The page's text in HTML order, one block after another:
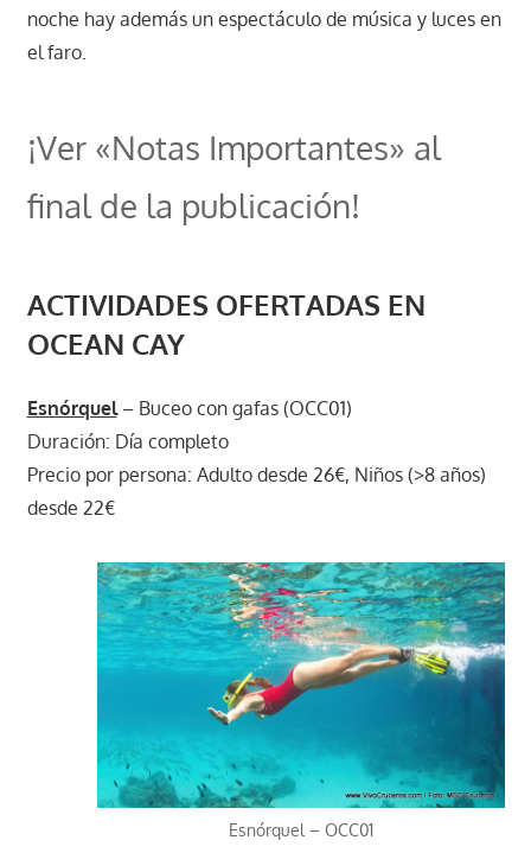
noche hay además un espectáculo de música y luces en
el faro.
¡Ver «Notas Importantes» al
final de la publicación!
ACTIVIDADES OFERTADAS EN
OCEAN CAY
Esnórquel– Buceo con gafas (OCC01)
Duración: Día completo
Precio por persona: Adulto desde 26€, Niños (>8 años)
desde 22€
Esnórquel – OCC01